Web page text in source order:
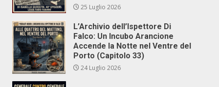
25 Luglio 2026
L’Archivio dell’Ispettore Di
Falco: Un Incubo Arancione
Accende la Notte nel Ventre del
Porto (Capitolo 33)
24 Luglio 2026